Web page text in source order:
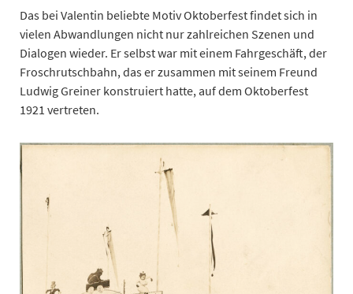
Das bei Valentin beliebte Motiv Oktoberfest findet sich in
vielen Abwandlungen nicht nur zahlreichen Szenen und
Dialogen wieder. Er selbst war mit einem Fahrgeschäft, der
Froschrutschbahn, das er zusammen mit seinem Freund
Ludwig Greiner konstruiert hatte, auf dem Oktoberfest
1921 vertreten.